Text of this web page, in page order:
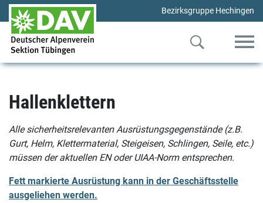
Bezirksgruppe Hechingen
Hallenklettern
Alle sicherheitsrelevanten Ausrüstungsgegenstände (z.B.
Gurt, Helm, Klettermaterial, Steigeisen, Schlingen, Seile, etc.)
müssen der aktuellen EN oder UIAA-Norm entsprechen.
Fett markierte Ausrüstung kann in der Geschäftsstelle
ausgeliehen werden.